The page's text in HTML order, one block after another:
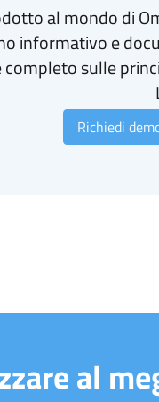
al mondo di
informativo e
sulle
Richiedi
al